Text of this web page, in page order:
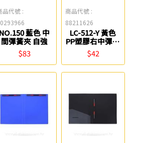
品代號 :
NO.150 藍色 中
間彈簧夾 自強
$83
商品代號 :
88211626
LC-512-Y 黃色
PP塑膠右中彈簧
夾 連勤牌
$42